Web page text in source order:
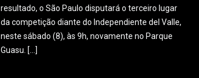
resultado, o São Paulo disputará o terceiro lugar
da competição diante do Independiente del Valle,
neste sábado (8), às 9h, novamente no Parque
Guasu. […]